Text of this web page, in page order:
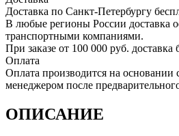
Доставка по Санкт-Петербургу
В любые регионы России доставка
транспортными компаниями.
При заказе от 100 000 руб. доставка
Оплата
Оплата производится на основании
менеджером после
ОПИСАНИЕ